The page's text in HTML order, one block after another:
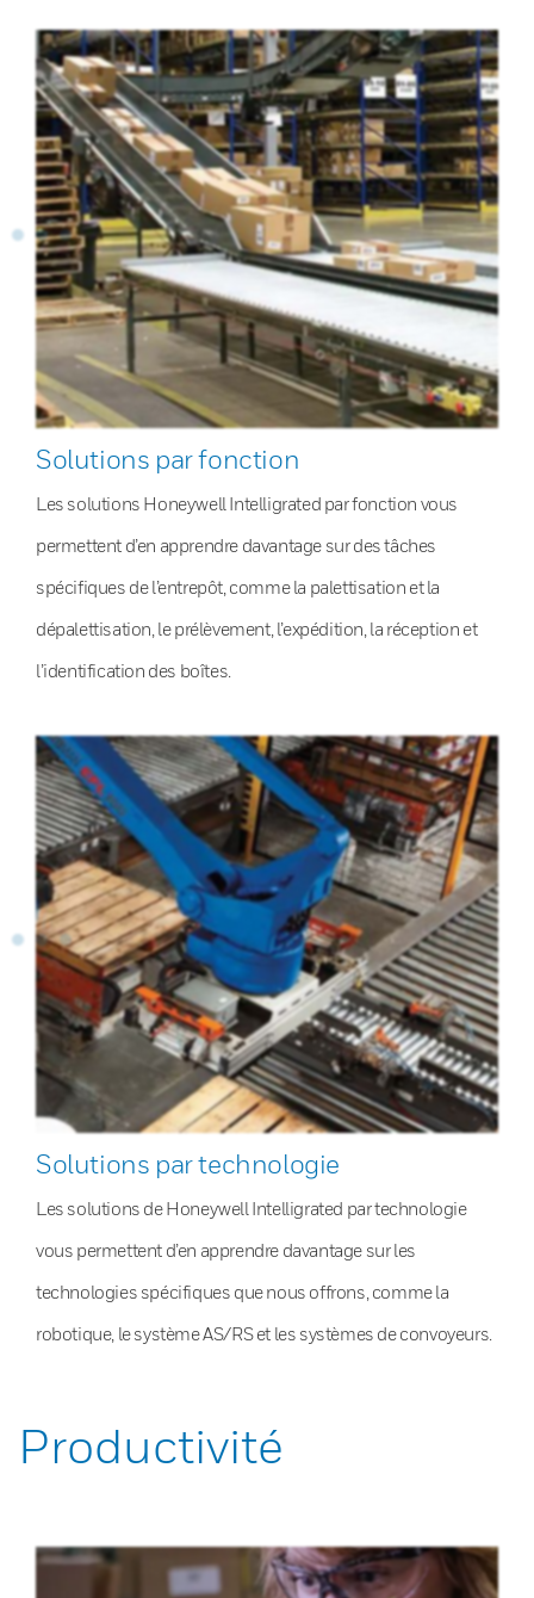
Solutions par fonction
Les solutions Honeywell Intelligrated par fonction vous
permettent d’en apprendre davantage sur des tâches
spécifiques de l’entrepôt, comme la palettisation et la
dépalettisation, le prélèvement, l’expédition, la réception et
l’identification des boîtes.
Solutions par technologie
Les solutions de Honeywell Intelligrated par technologie
vous permettent d’en apprendre davantage sur les
technologies spécifiques que nous offrons, comme la
robotique, le système AS/RS et les systèmes de convoyeurs.
Productivité